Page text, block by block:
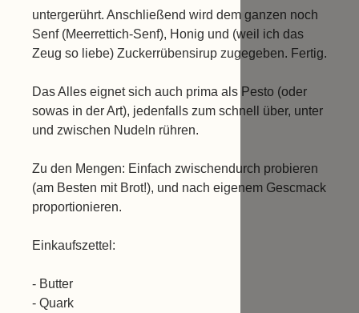
untergerührt. Anschließend wird dem ganzen noch
Senf (Meerrettich-Senf), Honig und (weil ich das
Zeug so liebe) Zuckerrübensirup zugegeben. Fertig.
Das Alles eignet sich auch prima als Pesto (oder
sowas in der Art), jedenfalls zum schnell über, unter
und zwischen Nudeln rühren.
Zu den Mengen: Einfach zwischendurch probieren
(am Besten mit Brot!), und nach eigenem Gescmack
proportionieren.
Einkaufszettel:
- Butter
- Quark